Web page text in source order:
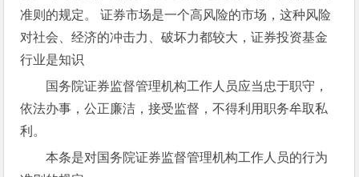
准则的规定。 证券市场是一个高风险的市场，这种风险
对社会、经济的冲击力、破坏力都较大，证券投资基金
行业是知识
国务院证券监督管理机构工作人员应当忠于职守，
依法办事，公正廉洁，接受监督，不得利用职务牟取私
利。
本条是对国务院证券监督管理机构工作人员的行为